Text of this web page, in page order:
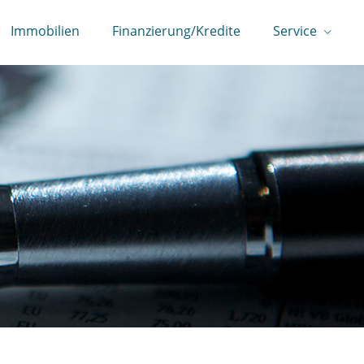
Immobilien Finanzierung/Kredite Service